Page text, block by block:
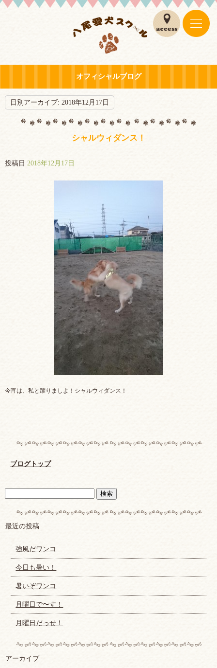
オフィシャルブログ
日別アーカイブ: 2018年12月17日
シャルウィダンス！
投稿日 2018年12月17日
今宵は、私と躍りましよ！シャルウィダンス！
ブログトップ
最近の投稿
強風だワンコ
今日も暑い！
暑いぞワンコ
月曜日で〜す！
月曜日だっせ！
アーカイブ